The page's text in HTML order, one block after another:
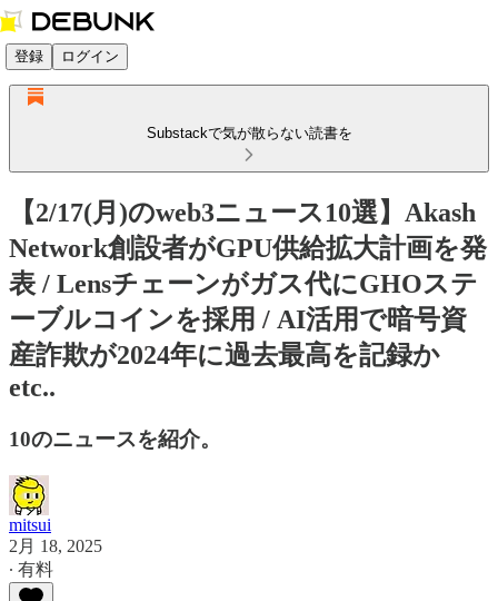
登録 ログイン
Substackで気が散らない読書を
【2/17(月)のweb3ニュース10選】Akash
Network創設者がGPU供給拡大計画を発
表 / Lensチェーンがガス代にGHOステ
ーブルコインを採用 / AI活用で暗号資
産詐欺が2024年に過去最高を記録か
etc..
10のニュースを紹介。
mitsui
2月 18, 2025
∙ 有料